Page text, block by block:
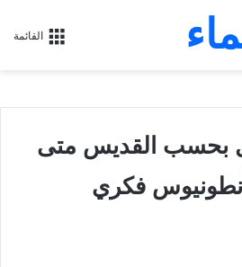
القائمة
بحسب القديس متى
فكري